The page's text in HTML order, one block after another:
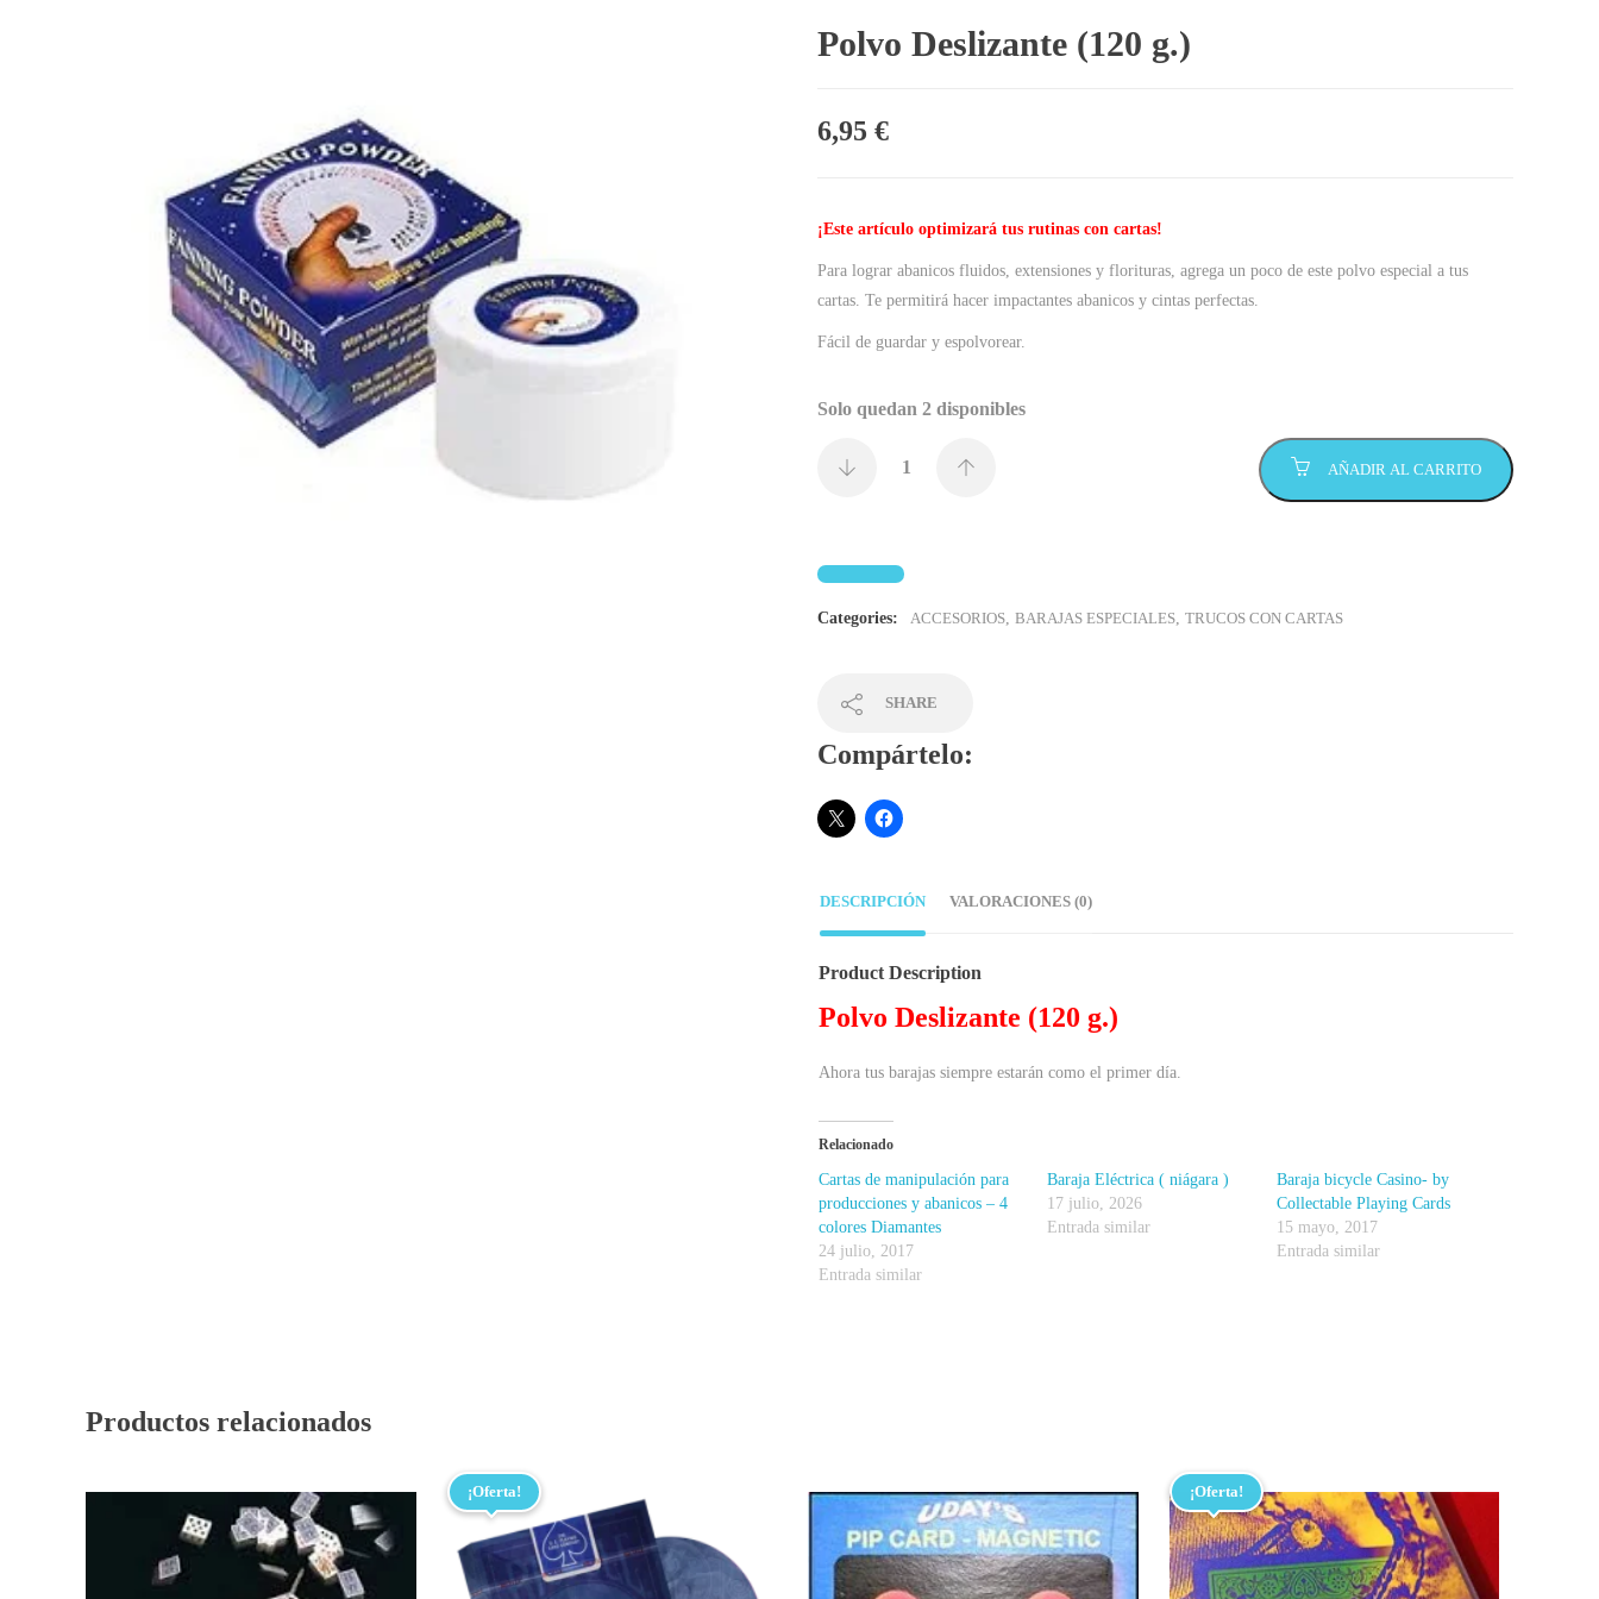
Polvo Deslizante (120 g.)
6,95 €
¡Este artículo optimizará tus rutinas con cartas!
Para lograr abanicos fluidos, extensiones y florituras, agrega un poco de este polvo especial a tus
cartas. Te permitirá hacer impactantes abanicos y cintas perfectas.
Fácil de guardar y espolvorear.
Solo quedan 2 disponibles
AÑADIR AL CARRITO
Categories: ACCESORIOS, BARAJAS ESPECIALES, TRUCOS CON CARTAS
SHARE
Compártelo:
DESCRIPCIÓN VALORACIONES (0)
Product Description
Polvo Deslizante (120 g.)
Ahora tus barajas siempre estarán como el primer día.
Relacionado
Cartas de manipulación para
producciones y abanicos – 4
colores Diamantes
24 julio, 2017
Entrada similar
Baraja Eléctrica ( niágara )
17 julio, 2026
Entrada similar
Baraja bicycle Casino- by
Collectable Playing Cards
15 mayo, 2017
Entrada similar
Productos relacionados
¡Oferta! ¡Oferta!